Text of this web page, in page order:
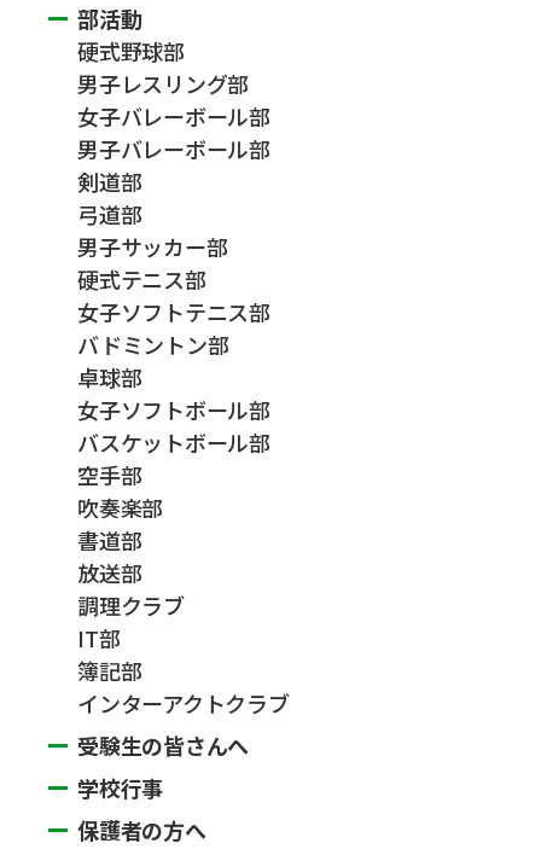
部活動
硬式野球部
男子レスリング部
女子バレーボール部
男子バレーボール部
剣道部
弓道部
男子サッカー部
硬式テニス部
女子ソフトテニス部
バドミントン部
卓球部
女子ソフトボール部
バスケットボール部
空手部
吹奏楽部
書道部
放送部
調理クラブ
IT部
簿記部
インターアクトクラブ
受験生の皆さんへ
学校行事
保護者の方へ